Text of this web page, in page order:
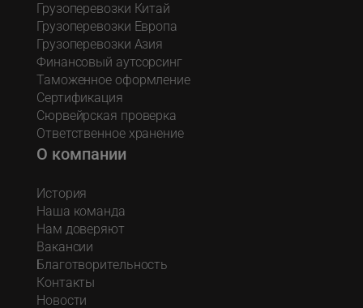
Грузоперевозки Китай
Грузоперевозки Европа
Грузоперевозки Азия
Финансовый аутсорсинг
Таможенное оформление
Сертификация
Сюрвейрская проверка
Ответственное хранение
О компании
История
Наша команда
Нам доверяют
Вакансии
Благотворительность
Контакты
Новости